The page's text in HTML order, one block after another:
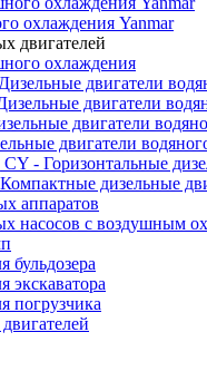
охлаждения Yanmar
двигателей
охлаждения
двигатели
двигатели
двигатели
двигатели
- Горизонтальные
дизельные
аппаратов
насосов с воздушным
бульдозера
экскаватора
погрузчика